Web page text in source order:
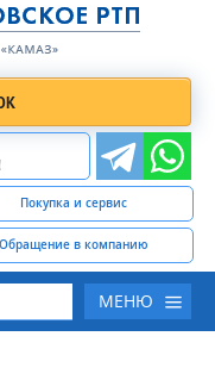
Покупка и сервис
Обращение в компанию
МЕНЮ